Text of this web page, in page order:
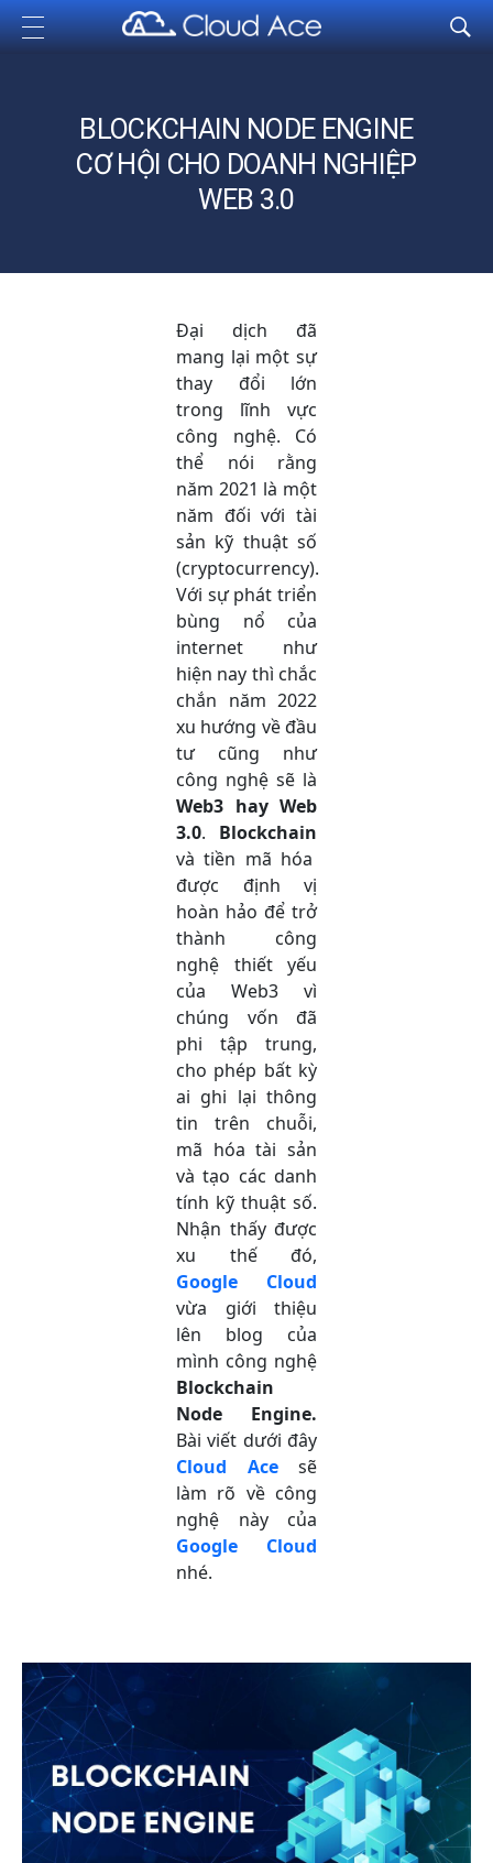
Cloud Ace
Nhà cung cấp giải pháp trên GCP cho doanh nghiệp
BLOCKCHAIN NODE ENGINE
CƠ HỘI CHO DOANH NGHIỆP
WEB 3.0
Đại dịch đã
mang lại một sự
thay đổi lớn
trong lĩnh vực
công nghệ. Có
thể nói rằng
năm 2021 là một
năm đối với tài
sản kỹ thuật số
(cryptocurrency).
Với sự phát triển
bùng nổ của
internet như
hiện nay thì chắc
chắn năm 2022
xu hướng về đầu
tư cũng như
công nghệ sẽ là
Web3 hay Web
3.0. Blockchain
và tiền mã hóa
được định vị
hoàn hảo để trở
thành công
nghệ thiết yếu
của Web3 vì
chúng vốn đã
phi tập trung,
cho phép bất kỳ
ai ghi lại thông
tin trên chuỗi,
mã hóa tài sản
và tạo các danh
tính kỹ thuật số.
Nhận thấy được
xu thế đó,
Google Cloud
vừa giới thiệu
lên blog của
mình công nghệ
Blockchain
Node Engine.
Bài viết dưới đây
Cloud Acesẽ
làm rõ về công
nghệ này của
Google Cloud
nhé.